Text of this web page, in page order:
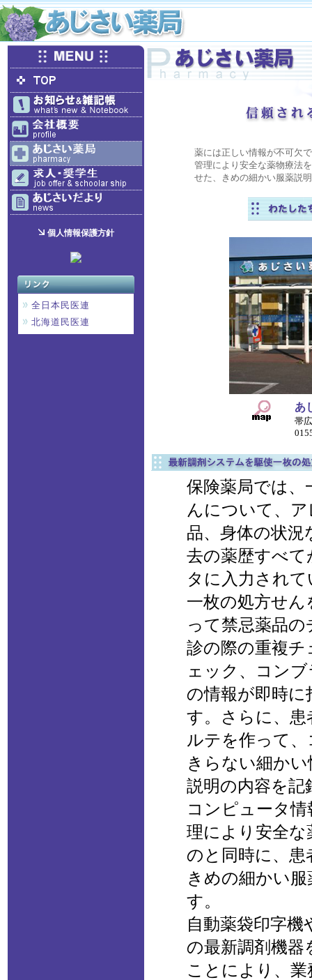
個人情報保護方針
全日本民医連
北海道民医連
薬には正しい情報が不可欠
管理により安全な薬物療法
せた、きめの細かい服薬説
あ
帯
保険薬局では、
んについて、
品、身体の状況
去の薬歴すべ
タに入力され
一枚の処方せ
って禁忌薬品
診の際の重複チ
ェック、コン
の情報が即時
す。さらに、
ルテを作って
きらない細か
説明の内容を記
コンピュータ
理により安全な
のと同時に、
きめの細かい
す。
自動薬袋印字機
の最新調剤機
ことにより、